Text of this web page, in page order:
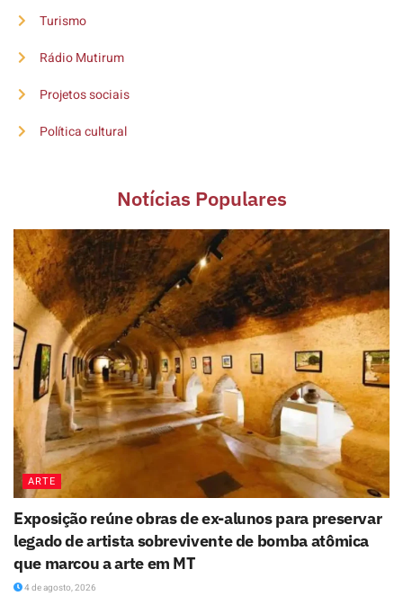
Turismo
Rádio Mutirum
Projetos sociais
Política cultural
Notícias Populares
ARTE
Exposição reúne obras de ex-alunos para preservar
legado de artista sobrevivente de bomba atômica
que marcou a arte em MT
4 de agosto, 2026